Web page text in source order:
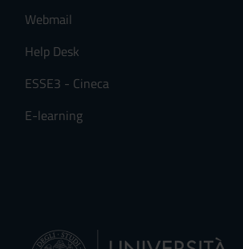
Webmail
Help Desk
ESSE3 - Cineca
E-learning